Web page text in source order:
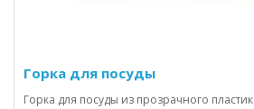
Горка для посуды
Горка для посуды из прозрачного